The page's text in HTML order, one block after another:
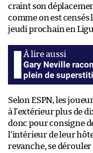
craint son
comme on est
jeudi prochain en
Gary Neville
plein de
Selon ESPN, les
à l’extérieur plus de
donc pour consigne
l’intérieur de leur
revanche, se